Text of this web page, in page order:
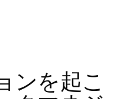
ンを起こ